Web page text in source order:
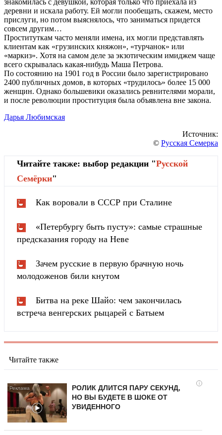
деревни и искала работу. Ей могли пообещать, скажем, место
прислуги, но потом выяснялось, что заниматься придется
совсем другим…
Проституткам часто меняли имена, их могли представлять
клиентам как «грузинских княжон», «турчанок» или
«маркиз». Хотя на самом деле за экзотическим имиджем чаще
всего скрывалась какая-нибудь Маша Петрова.
По состоянию на 1901 год в России было зарегистрировано
2400 публичных домов, в которых «трудилось» более 15 000
женщин. Однако большевики оказались ревнителями морали,
и после революции проституция была объявлена вне закона.
Дарья Любимская
Источник:
© Русская Семерка
Читайте также: выбор редакции "Русской
Cемёрки"
Как воровали в СССР при Сталине
«Петербургу быть пусту»: самые страшные
предсказания городу на Неве
Зачем русские в первую брачную ночь
молодоженов били кнутом
Битва на реке Шайо: чем закончилась
встреча венгерских рыцарей с Батыем
Читайте также
i
РОЛИК ДЛИТСЯ ПАРУ СЕКУНД,
НО ВЫ БУДЕТЕ В ШОКЕ ОТ
УВИДЕННОГО